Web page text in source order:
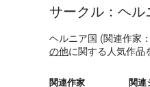
サークル：ヘ
ヘルニア国 (関連作家：
の他に関する人気作品
関連作家
関連